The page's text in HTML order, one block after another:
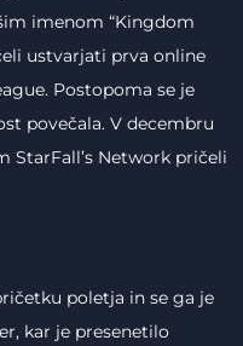
imenom “Kingdom
ustvarjati prva online
Postopoma se je
povečala. V decembru
StarFall’s Network pričeli
poletja in se ga je
kar je presenetilo